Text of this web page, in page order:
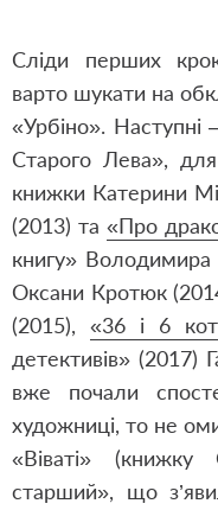
Сліди перших
варто шукати на
«Урбіно». Наступні
Старого Лева»,
книжки Катерини
(2013) та «Про
книгу» Володимира
Оксани Кротюк
(2015), «36 і 6
детективів» (2017)
вже почали
художниці, то не
«Віваті» (книжку
старший», що